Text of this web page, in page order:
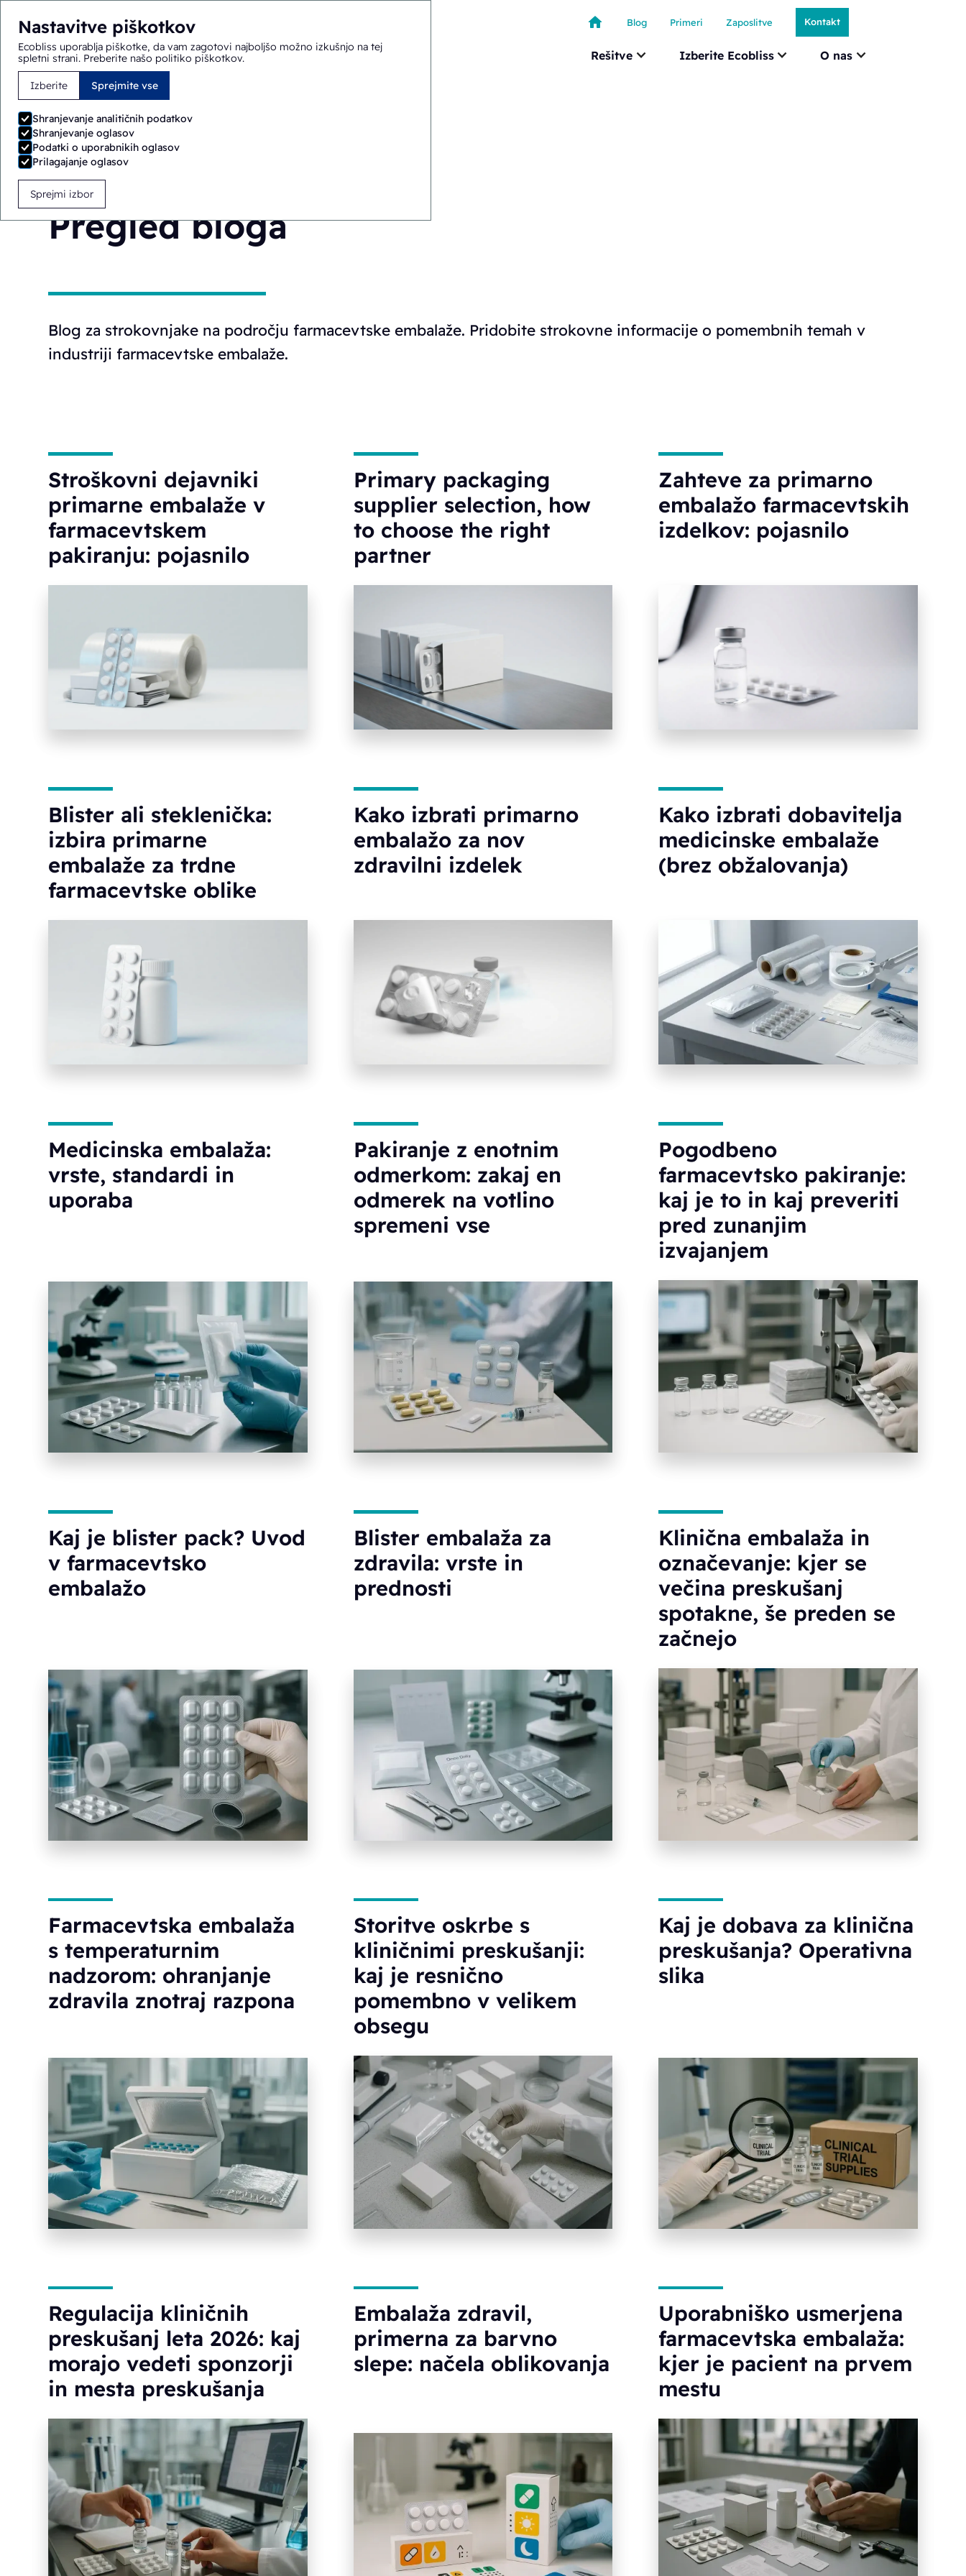
Nastavitve piškotkov
Ecobliss uporablja piškotke, da vam zagotovi najboljšo možno izkušnjo na tej
spletni strani. Preberite našo politiko piškotkov.
Izberite Sprejmite vse
Shranjevanje analitičnih podatkov
Shranjevanje oglasov
Podatki o uporabnikih oglasov
Prilagajanje oglasov
Sprejmi izbor
Rešitve Izberite Ecobliss O nas
Blog Primeri Zaposlitve Kontakt
Tukaj ste: Domov > Pregled bloga
Pregled bloga
Blog za strokovnjake na področju farmacevtske embalaže. Pridobite strokovne informacije o pomembnih temah v
industriji farmacevtske embalaže.
Stroškovni dejavniki
primarne embalaže v
farmacevtskem
pakiranju: pojasnilo
Primary packaging
supplier selection, how
to choose the right
partner
Zahteve za primarno
embalažo farmacevtskih
izdelkov: pojasnilo
Blister ali steklenička:
izbira primarne
embalaže za trdne
farmacevtske oblike
Kako izbrati primarno
embalažo za nov
zdravilni izdelek
Kako izbrati dobavitelja
medicinske embalaže
(brez obžalovanja)
Medicinska embalaža:
vrste, standardi in
uporaba
Pakiranje z enotnim
odmerkom: zakaj en
odmerek na votlino
spremeni vse
Pogodbeno
farmacevtsko pakiranje:
kaj je to in kaj preveriti
pred zunanjim
izvajanjem
Kaj je blister pack? Uvod
v farmacevtsko
embalažo
Blister embalaža za
zdravila: vrste in
prednosti
Klinična embalaža in
označevanje: kjer se
večina preskušanj
spotakne, še preden se
začnejo
Farmacevtska embalaža
s temperaturnim
nadzorom: ohranjanje
zdravila znotraj razpona
Storitve oskrbe s
kliničnimi preskušanji:
kaj je resnično
pomembno v velikem
obsegu
Kaj je dobava za klinična
preskušanja? Operativna
slika
Regulacija kliničnih
preskušanj leta 2026: kaj
morajo vedeti sponzorji
in mesta preskušanja
Embalaža zdravil,
primerna za barvno
slepe: načela oblikovanja
Uporabniško usmerjena
farmacevtska embalaža:
kjer je pacient na prvem
mestu